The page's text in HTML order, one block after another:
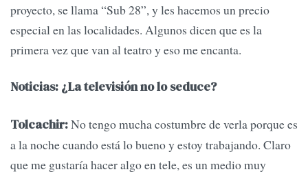
proyecto, se llama “Sub 28”, y les hacemos un precio
especial en las localidades. Algunos dicen que es la
primera vez que van al teatro y eso me encanta.
Noticias: ¿La televisión no lo seduce?
Tolcachir:No tengo mucha costumbre de verla porque es
a la noche cuando está lo bueno y estoy trabajando. Claro
que me gustaría hacer algo en tele, es un medio muy